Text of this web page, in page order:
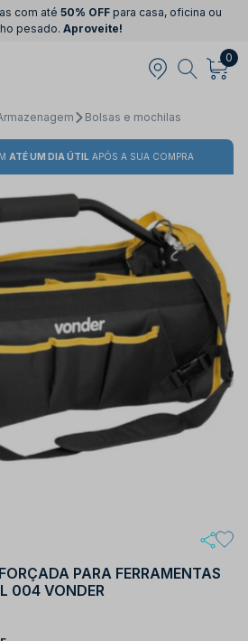
com até 50% OFFpara casa, oficina ou
pesado. Aproveite!
0
Bolsas e mochilas
ATÉ UM DIA ÚTIL APÓS A SUA COMPRA
PARA FERRAMENTAS
004 VONDER